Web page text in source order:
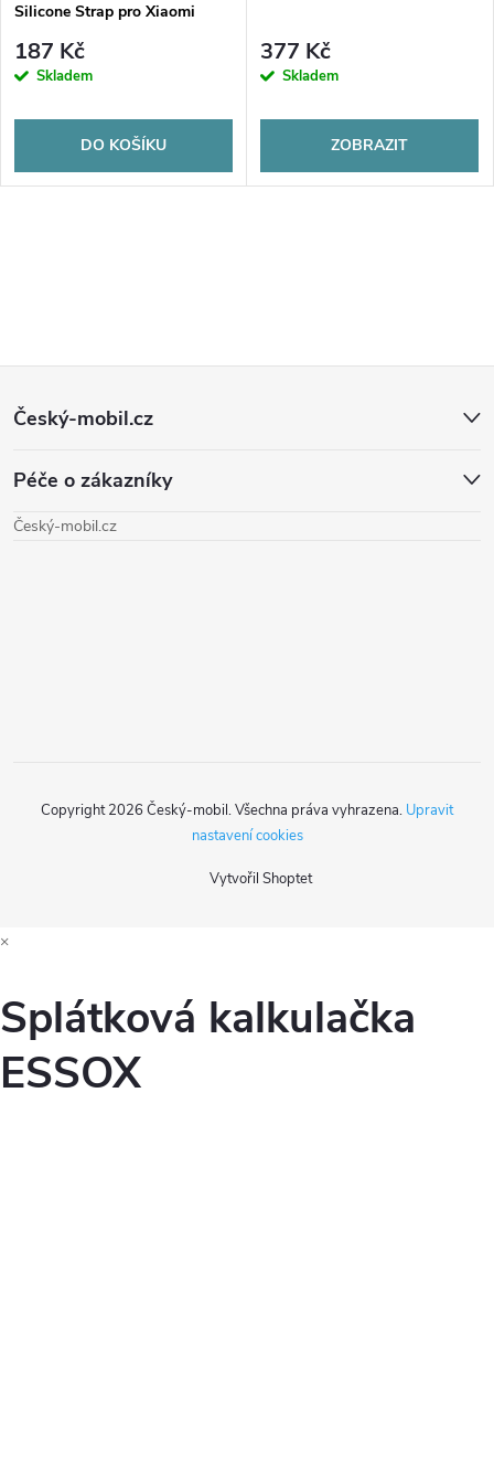
Silicone Strap pro Xiaomi
187 Kč
Skladem
DO KOŠÍKU
377 Kč
Skladem
ZOBRAZIT
Z
p
Český-mobil.cz
Péče o zákazníky
Český-mobil.cz
Vytvořil Shoptet
Copyright 2026 Český-mobil. Všechna práva vyhrazena. Upravit
nastavení cookies
×
Splátková kalkulačka
ESSOX